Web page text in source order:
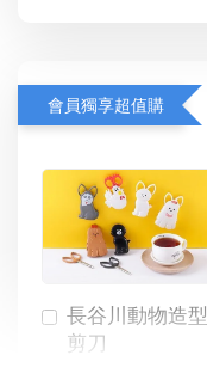
會員獨享超值購
長谷川動物造型
剪刀